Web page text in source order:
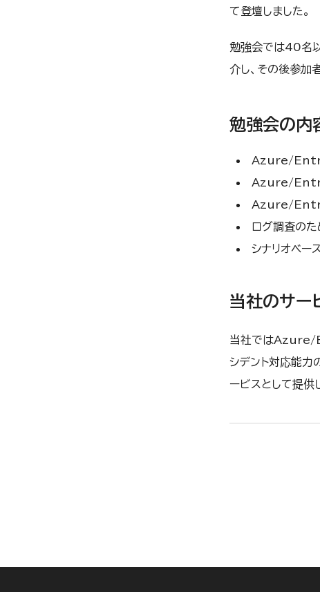
て登壇しました。
勉強会では40名
介し、その後参加
勉強会の内
Azure/
Azure/
Azure/
ログ調査の
シナリオベー
当社のサー
当社ではAzure/
シデント対応能
ービスとして提供